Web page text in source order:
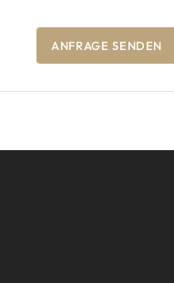
ANFRAGE SENDEN